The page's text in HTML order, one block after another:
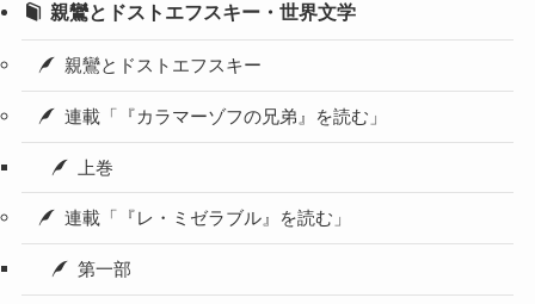
親鸞とドストエフスキー・世界文学
親鸞とドストエフスキー
連載「『カラマーゾフの兄弟』を読む」
上巻
連載「『レ・ミゼラブル』を読む」
第一部